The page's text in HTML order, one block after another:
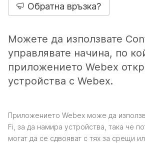
Обратна връзка?
Можете да използвате
управлявате начина, по
приложението Webex
устройства с Webex.
Приложението Webex може да
Fi, за да намира устройства, така че
могат да се сдвояват с тях за срещи